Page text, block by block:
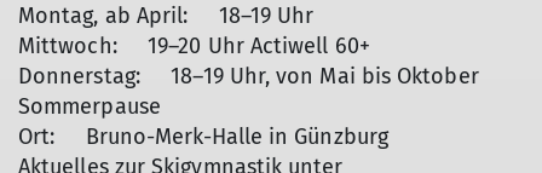
Montag, ab April: 18–19 Uhr
Mittwoch: 19–20 Uhr Actiwell 60+
Donnerstag: 18–19 Uhr, von Mai bis Oktober
Sommerpause
Ort: Bruno-Merk-Halle in Günzburg
Aktuelles zur Skigymnastik unter